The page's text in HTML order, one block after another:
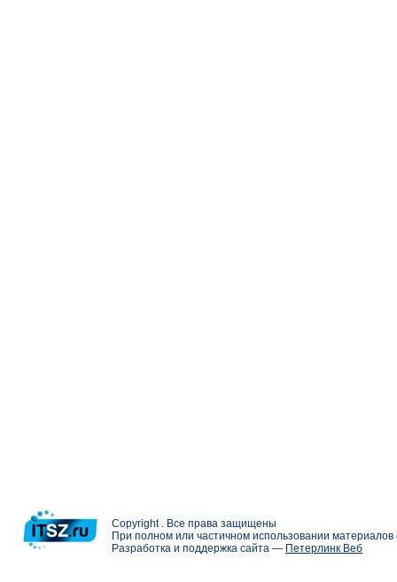
Copyright . Все права защищены
При полном или частичном использовании
Разработка и поддержка сайта — Петерлинк Веб